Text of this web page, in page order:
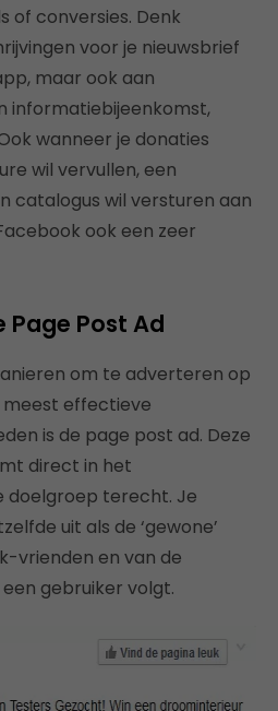
of conversies. Denk
voor je nieuwsbrief
maar ook aan
informatiebijeenkomst,
wanneer je donaties
wil vervullen, een
catalogus wil versturen aan
ook een zeer
Page Post Ad
om te adverteren op
meest effectieve
is de page post ad. Deze
direct in het
doelgroep terecht. Je
uit als de ‘gewone’
vrienden en van de
gebruiker volgt.